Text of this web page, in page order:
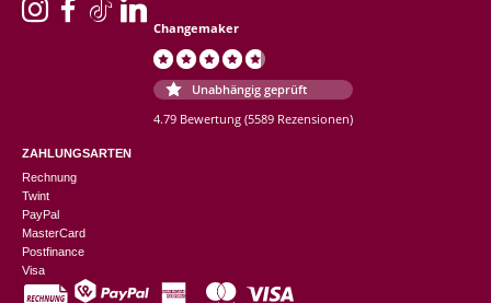
Changemaker
Unabhängig geprüft
4.79 Bewertung (5589 Rezensionen)
ZAHLUNGSARTEN
Rechnung
Twint
PayPal
MasterCard
Postfinance
Visa